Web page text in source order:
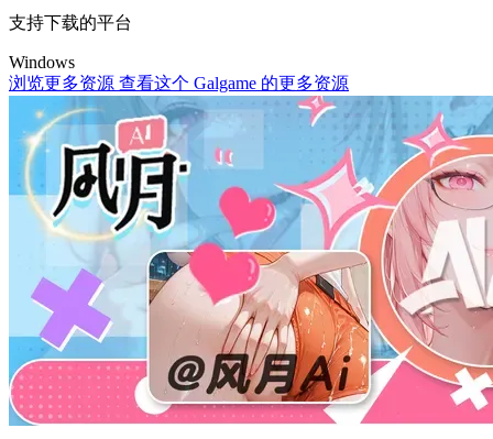
支持下载的平台
Windows
浏览更多资源 查看这个 Galgame 的更多资源